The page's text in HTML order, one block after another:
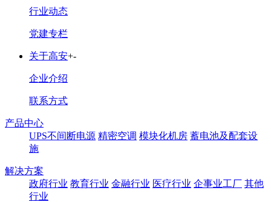
行业动态
党建专栏
关于高安+-
企业介绍
联系方式
产品中心
UPS不间断电源 精密空调 模块化机房 蓄电池及配套设
施
解决方案
政府行业 教育行业 金融行业 医疗行业 企事业工厂 其他
行业